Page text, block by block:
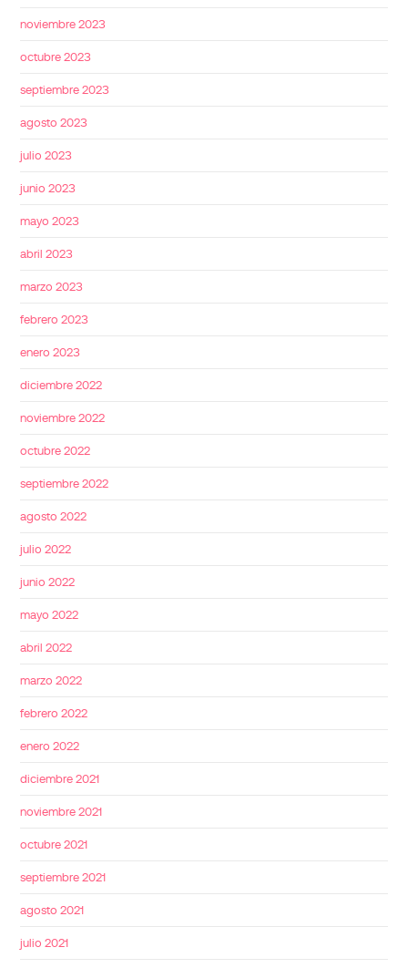
noviembre 2023
octubre 2023
septiembre 2023
agosto 2023
julio 2023
junio 2023
mayo 2023
abril 2023
marzo 2023
febrero 2023
enero 2023
diciembre 2022
noviembre 2022
octubre 2022
septiembre 2022
agosto 2022
julio 2022
junio 2022
mayo 2022
abril 2022
marzo 2022
febrero 2022
enero 2022
diciembre 2021
noviembre 2021
octubre 2021
septiembre 2021
agosto 2021
julio 2021